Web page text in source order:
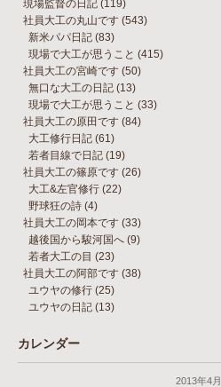
現場監督の日記 (119)
社員大工の丸山です (543)
新米パパ日記 (83)
現場で大工が思うこと (415)
社員大工の宮崎です (50)
無口な大工の日記 (13)
現場で大工が思うこと (33)
社員大工の原田です (84)
大工修行日記 (61)
若者目線で日記 (19)
社員大工の篠原です (26)
大工&左官修行 (22)
野球狂の詩 (4)
社員大工の岡本です (33)
越後国から駿河国へ (9)
若者大工の目 (23)
社員大工の阿部です (38)
ユウヤの修行 (25)
ユウヤの日記 (13)
カレンダー
2013年4月